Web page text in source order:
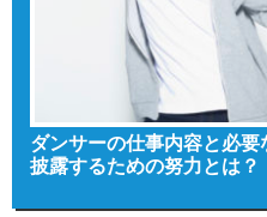
ダンサーの仕事内容と必
披露するための努力とは？